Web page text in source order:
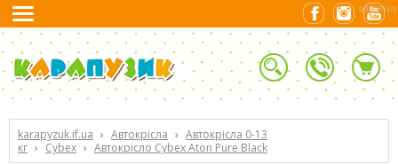
karapyzuk.if.ua › Автокрісла › Автокрісла 0-13
кг › Cybex › Автокрісло Cybex Aton Pure Black
0.017555 (7)